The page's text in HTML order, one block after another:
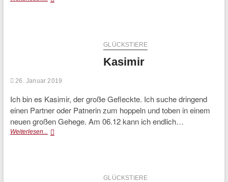
GLÜCKSTIERE
Kasimir
26. Januar 2019
Ich bin es Kasimir, der große Gefleckte. Ich suche dringend
einen Partner oder Patnerin zum hoppeln und toben in einem
neuen großen Gehege. Am 06.12 kann ich endlich…
Weiterlesen... Kasimir
GLÜCKSTIERE